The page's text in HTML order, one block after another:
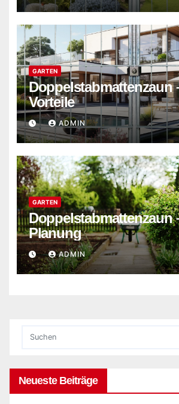
GARTEN
Doppelstabmattenzaun
Vorteile
ADMIN
GARTEN
Doppelstabmattenzaun
Planung
ADMIN
Neueste Beiträge